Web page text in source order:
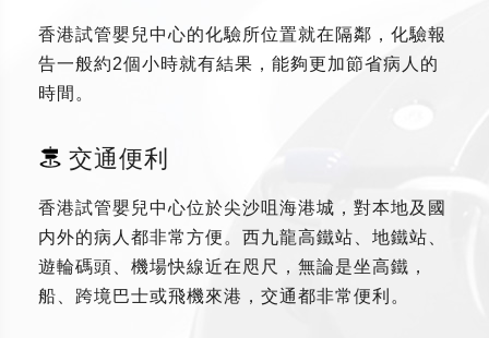
香港試管嬰兒中心的化驗所位置就在隔鄰，化驗報
告一般約2個小時就有結果，能夠更加節省病人的
時間。
交通便利
香港試管嬰兒中心位於尖沙咀海港城，對本地及國
内外的病人都非常方便。西九龍高鐵站、地鐵站、
遊輪碼頭、機場快線近在咫尺，無論是坐高鐵，
船、跨境巴士或飛機來港，交通都非常便利。